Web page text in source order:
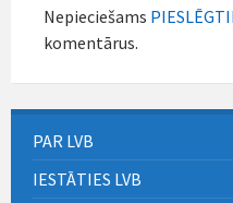
Nepieciešams
komentārus.
PAR LVB
IESTĀTIES LVB